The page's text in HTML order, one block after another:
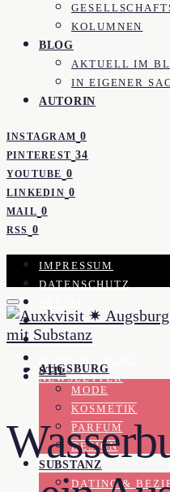
KOLUMNEN
BLOG
AKTUELL IM
IN EIGENER
AUTORIN
INSTAGRAM 0
PINTEREST 34
YOUTUBE 0
LINKEDIN 0
MAIL 0
RSS 0
IMPRESSUM
DATENSCHUTZ
KOOPERATION
KONTAKT
NEWSLETTER
STIL
MODE
KOSMETIK
PARFUM
DESIGN
SUBSTANZ
DATING &
AUGSBURG